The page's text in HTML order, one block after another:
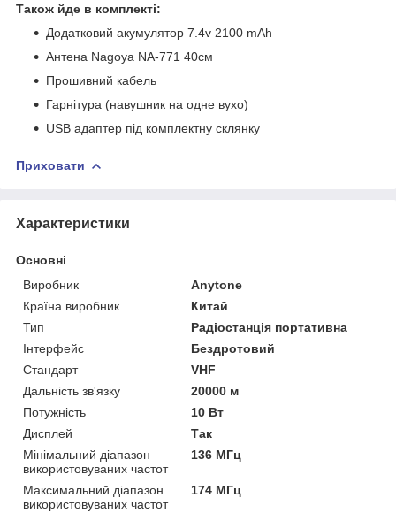
Також йде в комплекті:
Додатковий акумулятор 7.4v 2100 mAh
Антена Nagoya NA-771 40см
Прошивний кабель
Гарнітура (навушник на одне вухо)
USB адаптер під комплектну склянку
Приховати
Характеристики
Основні
Виробник
Anytone
Країна виробник
Китай
Тип
Радіостанція портативна
Інтерфейс
Бездротовий
Стандарт
VHF
Дальність зв'язку
20000 м
Потужність
10 Вт
Дисплей
Так
Мінімальний діапазон
використовуваних частот
136 МГц
Максимальний діапазон
використовуваних частот
174 МГц